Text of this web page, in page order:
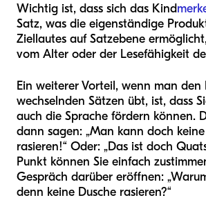
Wichtig ist, dass sich das Kind
Satz, was die eigenständige
Ziellautes auf Satzebene
vom Alter oder der Lesefähigkeit
Ein weiterer Vorteil, wenn man den
wechselnden Sätzen übt, ist, dass
auch die Sprache fördern können.
dann sagen: „Man kann doch
rasieren!“ Oder: „Das ist doch
Punkt können Sie einfach
Gespräch darüber eröffnen:
denn keine Dusche rasieren?“